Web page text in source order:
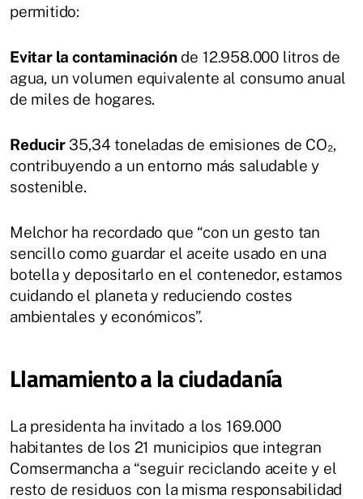
permitido:
Evitar la contaminaciónde 12.958.000 litros de
agua, un volumen equivalente al consumo anual
de miles de hogares.
Reducir35,34 toneladas de emisiones de CO₂,
contribuyendo a un entorno más saludable y
sostenible.
Melchor ha recordado que “con un gesto tan
sencillo como guardar el aceite usado en una
botella y depositarlo en el contenedor, estamos
cuidando el planeta y reduciendo costes
ambientales y económicos”.
Llamamiento a la ciudadanía
La presidenta ha invitado a los 169.000
habitantes de los 21 municipios que integran
Comsermancha a “seguir reciclando aceite y el
resto de residuos con la misma responsabilidad